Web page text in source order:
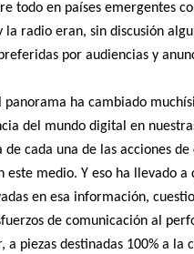
todo en países emergentes
la radio eran, sin discusión
por audiencias y
panorama ha cambiado
del mundo digital en
de cada una de las acciones
este medio. Y eso ha llevado a
en esa información,
de comunicación al
a piezas destinadas 100% a la